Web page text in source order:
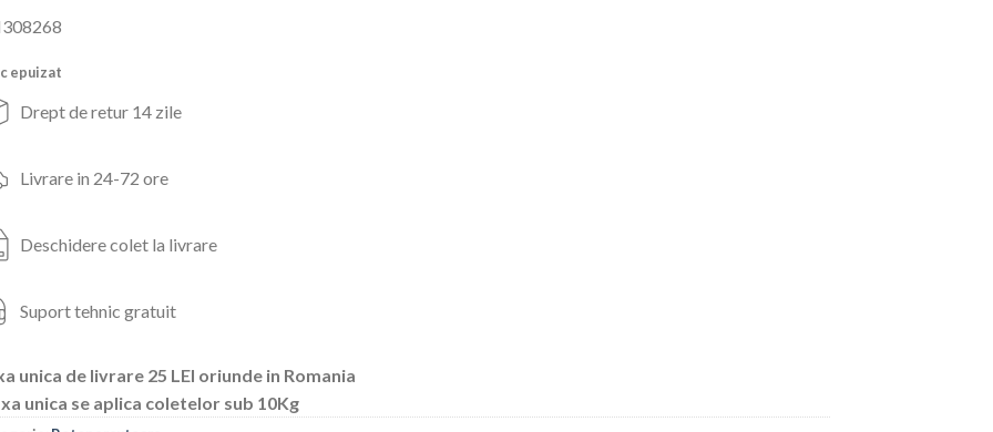
a
fost:
epuizat
Drept de retur 14 zile
Livrare in 24-72 ore
Deschidere colet la livrare
Suport tehnic gratuit
unica de livrare 25 LEI oriunde in Romania
unica se aplica coletelor sub 10Kg